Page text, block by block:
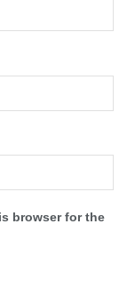
browser for the